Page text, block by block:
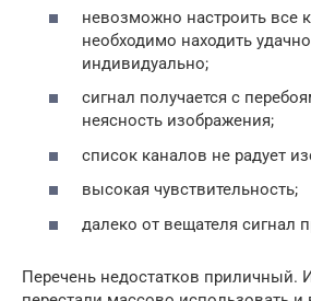
невозможно настроить все
необходимо находить
индивидуально;
сигнал получается с
неясность изображения;
список каналов не радует
высокая чувствительность;
далеко от вещателя сигнал
Перечень недостатков приличный.